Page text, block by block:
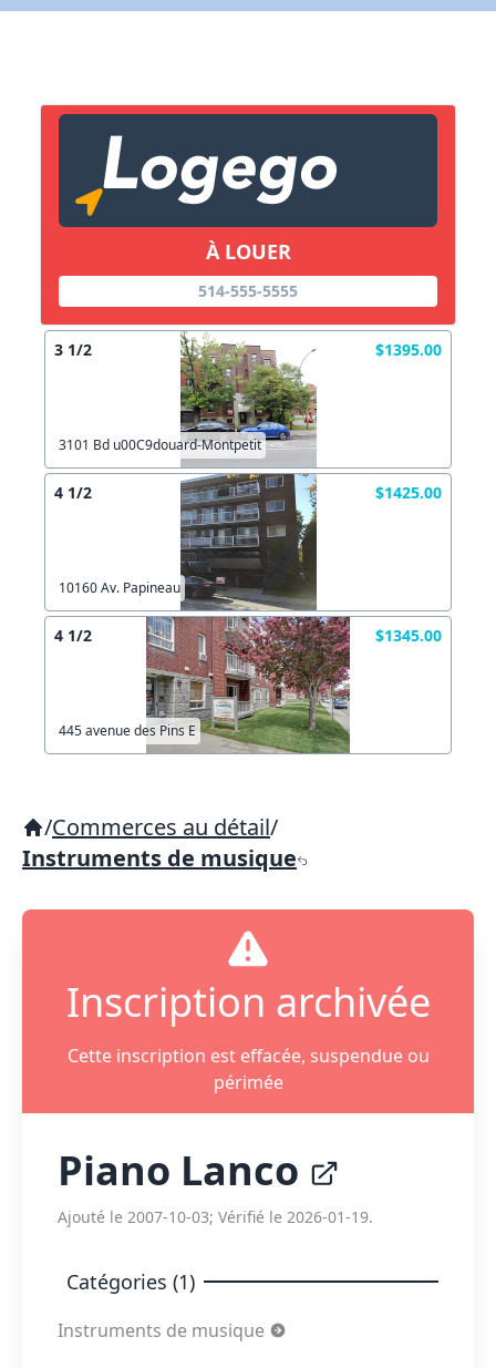
À LOUER
514-555-5555
3 1/2 $1395.00
3101 Bd u00C9douard-Montpetit
4 1/2 $1425.00
10160 Av. Papineau
4 1/2 $1345.00
445 avenue des Pins E
/Commerces au détail/
Instruments de musique
Inscription archivée
Cette inscription est effacée, suspendue ou
périmée
Piano Lanco
Ajouté le 2007-10-03; Vérifié le 2026-01-19.
Catégories (1)
Instruments de musique
X Fermer Envoyez
Copier lien
X Fermer